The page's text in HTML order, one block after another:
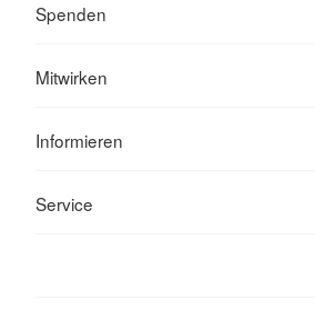
Spenden
Mitwirken
Informieren
Service